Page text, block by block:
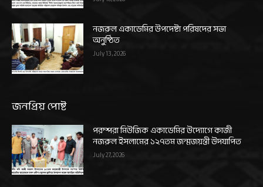
নজরুল একাডেমির উপদেষ্টা পরিষদের সভা
অনুষ্ঠিত
July 13, 2026
জনপ্রিয় পোষ্ট
পরম্পরা মিউজিক একাডেমির উদ্যোগে কাজী
নজরুল ইসলামের ১২৭তম জন্মজয়ন্তী উদযাপিত
July 27, 2026